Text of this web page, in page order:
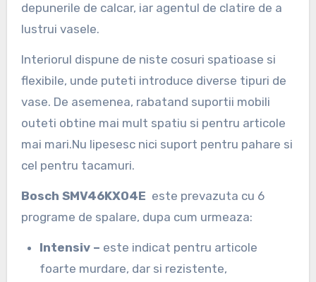
depunerile de calcar, iar agentul de clatire de a
lustrui vasele.
Interiorul dispune de niste cosuri spatioase si
flexibile, unde puteti introduce diverse tipuri de
vase. De asemenea, rabatand suportii mobili
outeti obtine mai mult spatiu si pentru articole
mai mari.Nu lipesesc nici suport pentru pahare si
cel pentru tacamuri.
Bosch SMV46KX04E este prevazuta cu 6
programe de spalare, dupa cum urmeaza:
Intensiv – este indicat pentru articole
foarte murdare, dar si rezistente,